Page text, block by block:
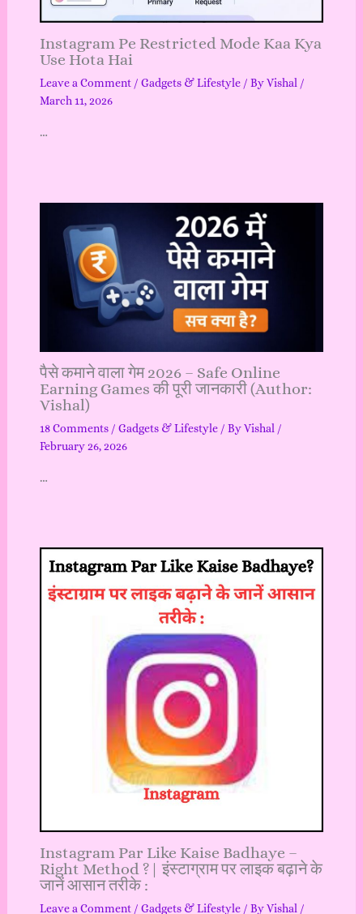
Instagram Pe Restricted Mode Kaa Kya
Use Hota Hai
Leave a Comment / Gadgets & Lifestyle/ ByVishal /
March 11, 2026
…
पैसे कमाने वाला गेम 2026 – Safe Online
Earning Games की पूरी जानकारी (Author:
Vishal)
18 Comments / Gadgets & Lifestyle/ ByVishal /
February 26, 2026
…
Instagram Par Like Kaise Badhaye –
Right Method ?| इंस्टाग्राम पर लाइक बढ़ाने के
जानें आसान तरीके :
Leave a Comment / Gadgets & Lifestyle/ ByVishal /